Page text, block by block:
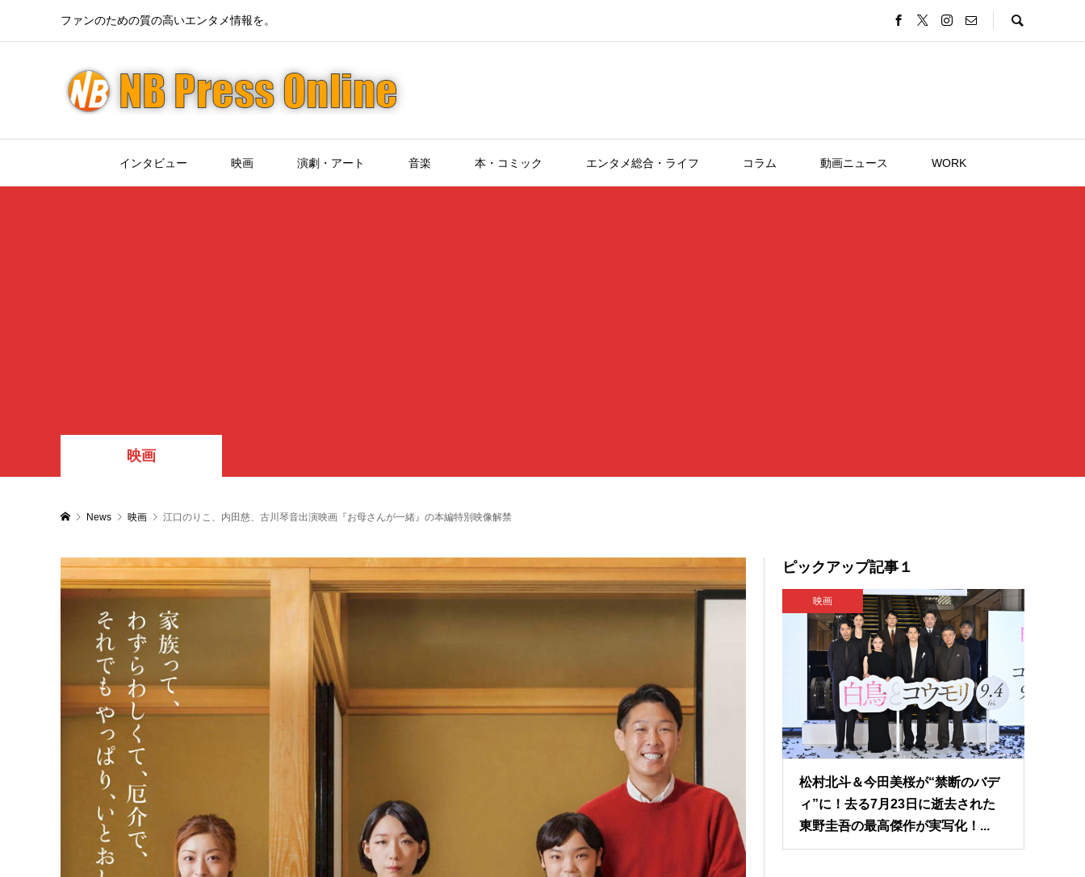
ファンのための質の高いエンタメ情報を。
インタビュー 映画 演劇・アート 音楽 本・コミック エンタメ総合・ライフ コラム 動画ニュース WORK
映画
News 映画 江口のりこ、内田慈、古川琴音出演映画『お母さんが一緒』の本編特別映像解禁
ピックアップ記事１
映画
松村北斗＆今田美桜が“禁断のバデ
ィ”に！去る7月23日に逝去された
東野圭吾の最高傑作が実写化！...